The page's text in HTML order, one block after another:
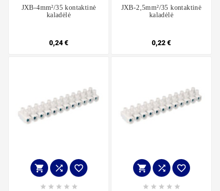
JXB-4mm²/35 kontaktinė
kaladėlė
0,24 €
JXB-2,5mm²/35 kontaktinė
kaladėlė
0,22 €
  
    
  
    